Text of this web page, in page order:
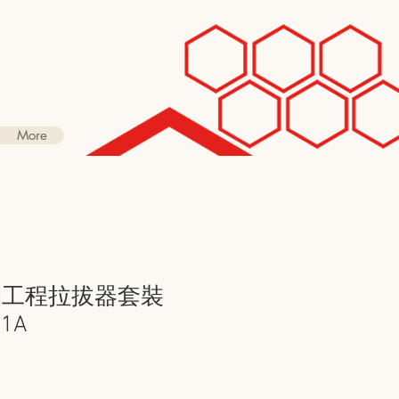
More
工程拉拔器套裝